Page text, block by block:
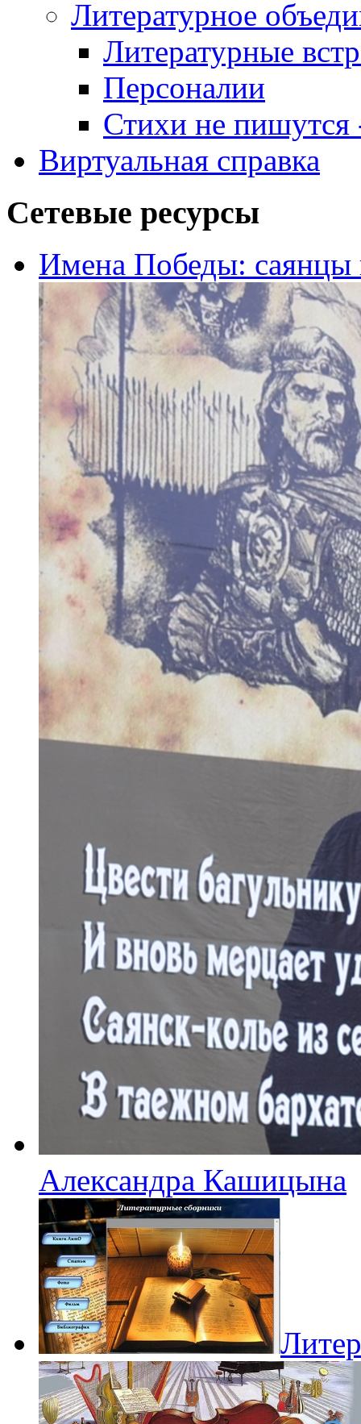
Литературное
Литературные
Персоналии
Стихи не пишутся
Виртуальная справка
Сетевые ресурсы
Имена Победы: саянцы
Александра Кашицына